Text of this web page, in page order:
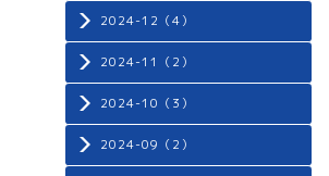
2024-12（4）
2024-11（2）
2024-10（3）
2024-09（2）